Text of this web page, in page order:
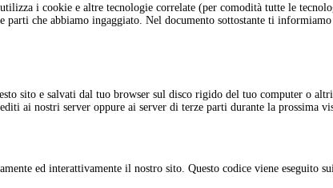
i cookie e altre tecnologie correlate (per comodità tutte le
parti che abbiamo ingaggiato. Nel documento sottostante ti informiamo
sito e salvati dal tuo browser sul disco rigido del tuo computer o altri
ai nostri server oppure ai server di terze parti durante la prossima
ed interattivamente il nostro sito. Questo codice viene eseguito sui